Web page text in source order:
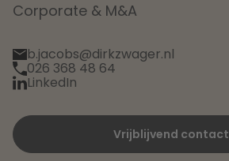
IT & Privacy
Klantcases
Specialisten
Over ons
Over Dirkzwager
Werken bij
Corporate & M&A
b.jacobs@dirkzwager.nl
026 368 48 64
LinkedIn
Vrijblijvend contact